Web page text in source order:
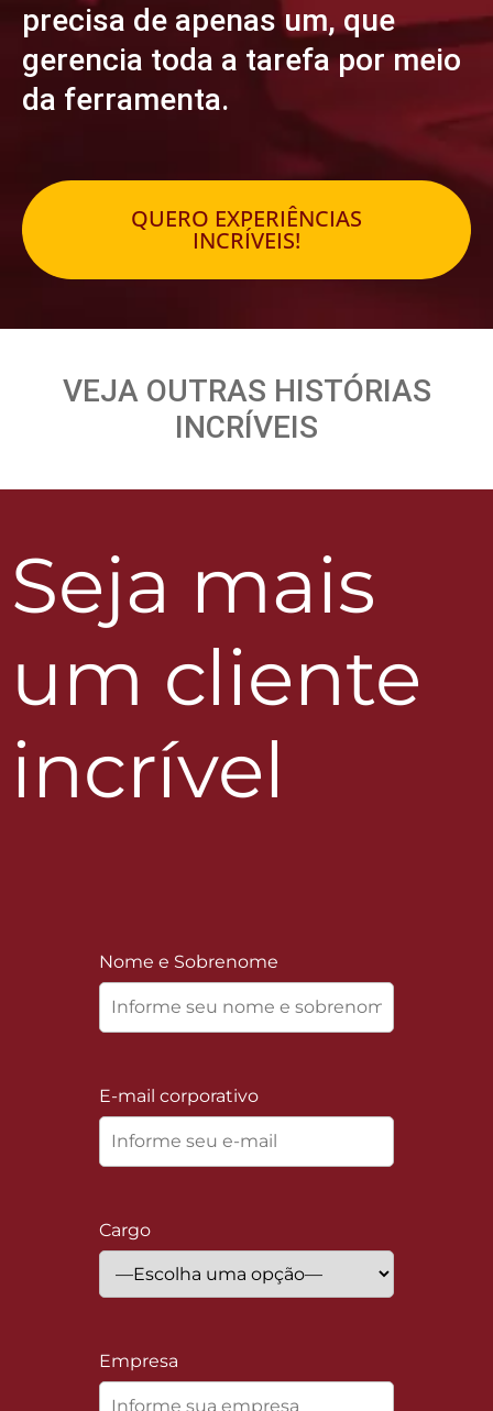
precisa de apenas um, que
gerencia toda a tarefa por meio
da ferramenta.
QUERO EXPERIÊNCIAS
INCRÍVEIS!
VEJA OUTRAS HISTÓRIAS
INCRÍVEIS
Seja mais
um cliente
incrível
Nome e Sobrenome
E-mail corporativo
Cargo
Empresa